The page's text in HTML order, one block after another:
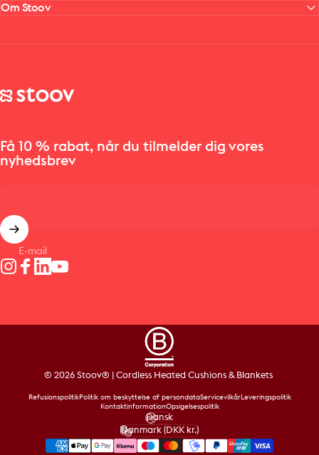
Om Stoov
Stoov® | Cordless Heated Cushions & Blankets
Få 10 % rabat, når du tilmelder dig vores
nyhedsbrev
E-mail
© 2026 Stoov® | Cordless Heated Cushions & Blankets
RefusionspolitikPolitik om beskyttelse af persondataServicevilkårLeveringspolitik
KontaktinformationOpsigelsespolitik
Sprog
Dansk
Land/Region
Danmark (DKK kr.)